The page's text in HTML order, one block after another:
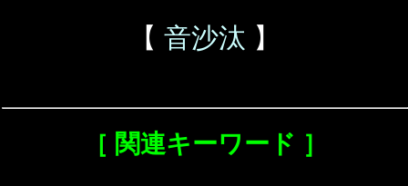
【 音沙汰 】
［ 関連キーワード ］